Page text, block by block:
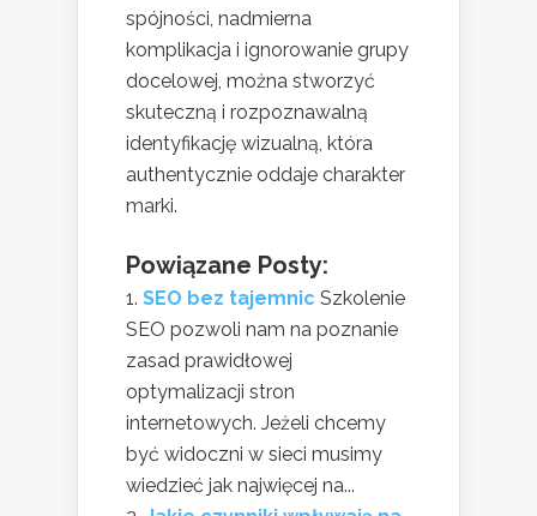
spójności, nadmierna
komplikacja i ignorowanie grupy
docelowej, można stworzyć
skuteczną i rozpoznawalną
identyfikację wizualną, która
authentycznie oddaje charakter
marki.
Powiązane Posty:
SEO bez tajemnic Szkolenie
SEO pozwoli nam na poznanie
zasad prawidłowej
optymalizacji stron
internetowych. Jeżeli chcemy
być widoczni w sieci musimy
wiedzieć jak najwięcej na...